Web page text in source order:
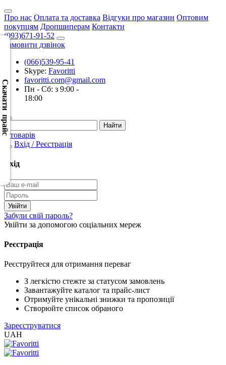
Про нас Оплата та доставка Відгуки про магазин Оптовим
покупцям Дропшиперам Контакти
(093)671-91-52
Замовити дзвінок
(066)539-95-41
Skype: Favoritti
favoritti.com@gmail.com
Пн - Сб: з 9:00 -
18:00
0 товарів
Вхід / Реєстрація
Вхід
Забули свій пароль?
Увійти за допомогою соціальних мереж
Реєстрація
Реєструйтеся для отримання переваг
З легкістю стежте за статусом замовлень
Завантажуйте каталог та прайс-лист
Отримуйте унікальні знижки та пропозиції
Створюйте список обраного
Зареєструватися
UAH
Скачати прайс
Скачать
XML
(Розн.)
Скачать
XML
(Опт)
CSV
Скачать
CSV
(Опт)
XLS
EXCEL
(Розн.)
XLS
EXCEL
2005
(Опт)